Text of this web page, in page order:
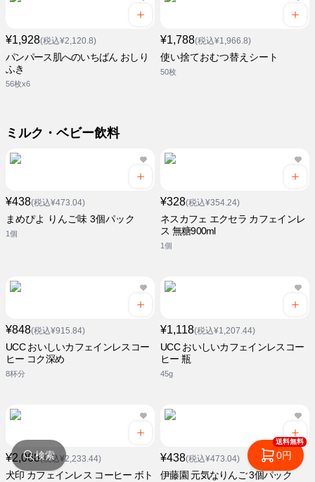
¥1,928(税込¥2,120.8)
パンパース肌へのいちばん おしり
ふき
56枚x6
¥1,788(税込¥1,966.8)
使い捨ておむつ替えシート
50枚
ミルク・ベビー飲料
¥438(税込¥473.04)
まめぴよ りんご味 3個パック
1個
¥328(税込¥354.24)
ネスカフェ エクセラ カフェインレ
ス 無糖900ml
1個
¥848(税込¥915.84)
UCC おいしいカフェインレスコー
ヒー コク深め
8杯分
¥1,118(税込¥1,207.44)
UCC おいしいカフェインレスコー
ヒー 瓶
45g
¥2,068(税込¥2,233.44)
犬印 カフェインレス コーヒー ボト
¥438(税込¥473.04)
伊藤園 元気なりんご 3個パック
検索
送料無料
0円